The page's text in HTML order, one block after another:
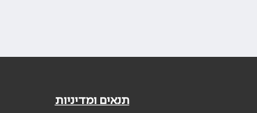
תנאים ומדיניות